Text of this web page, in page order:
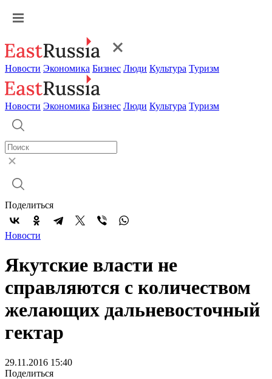
Новости Экономика Бизнес Люди Культура Туризм
Новости Экономика Бизнес Люди Культура Туризм
Поделиться
Новости
Якутские власти не
справляются с количеством
желающих дальневосточный
гектар
29.11.2016 15:40
Поделиться